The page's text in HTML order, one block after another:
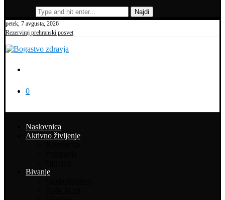
Najdi
petek, 7 avgusta, 2026
Rezerviraj prehranski posvet
0
Naslovnica
Aktivno življenje
Bivanje